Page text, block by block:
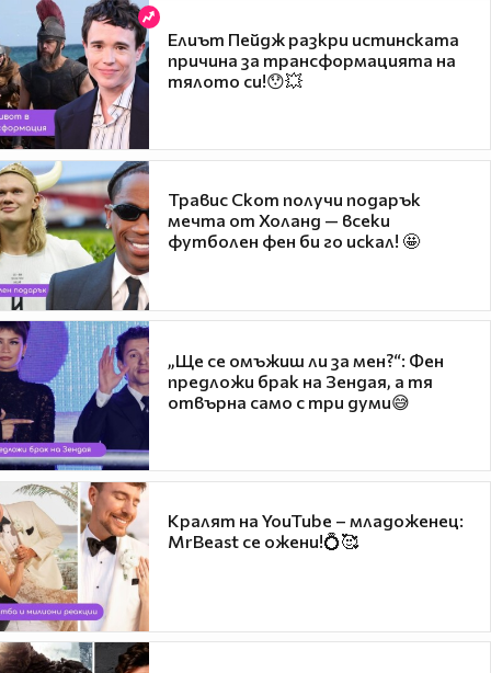
Елиът Пейдж разкри истинската
причина за трансформацията на
тялото си!😯💥
Травис Скот получи подарък
мечта от Холанд — всеки
футболен фен би го искал! 🤩
„Ще се омъжиш ли за мен?“: Фен
предложи брак на Зендая, а тя
отвърна само с три думи😅
Кралят на YouTube – младоженец:
MrBeast се ожени!💍🥰